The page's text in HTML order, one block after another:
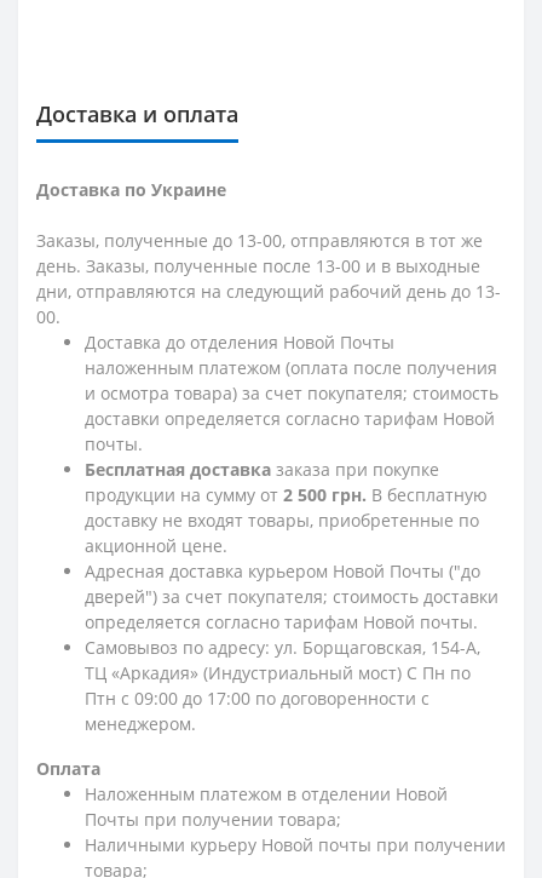
Доставка и оплата
Доставка по Украине
Заказы, полученные до 13-00, отправляются в тот же
день. Заказы, полученные после 13-00 и в выходные
дни, отправляются на следующий рабочий день до 13-
00.
Доставка до отделения Новой Почты
наложенным платежом (оплата после получения
и осмотра товара) за счет покупателя; стоимость
доставки определяется согласно тарифам Новой
почты.
Бесплатная доставка заказа при покупке
продукции на сумму от 2 500 грн. В бесплатную
доставку не входят товары, приобретенные по
акционной цене.
Адресная доставка курьером Новой Почты ("до
дверей") за счет покупателя; стоимость доставки
определяется согласно тарифам Новой почты.
Самовывоз по адресу: ул. Борщаговская, 154-А,
ТЦ «Аркадия» (Индустриальный мост) С Пн по
Птн с 09:00 до 17:00 по договоренности с
менеджером.
Оплата
Наложенным платежом в отделении Новой
Почты при получении товара;
Наличными курьеру Новой почты при получении
товара;